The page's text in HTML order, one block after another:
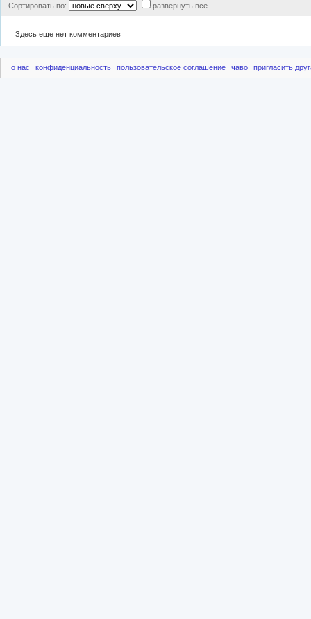
Сортировать по: развернуть все
Здесь еще нет комментариев
о нас конфиденциальность пользовательское соглашение чаво пригласить